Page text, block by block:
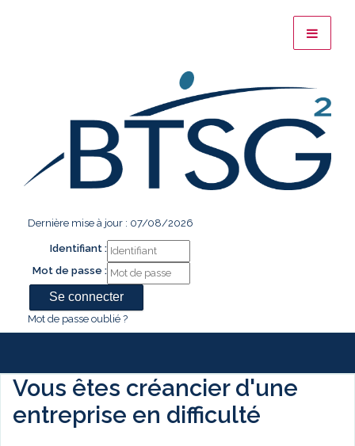
Dernière mise à jour : 07/08/2026
Identifiant :
Mot de passe :
Mot de passe oublié ?
Vous êtes créancier d'une
entreprise en difficulté